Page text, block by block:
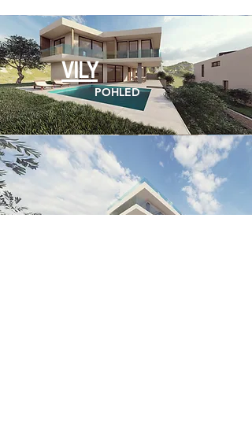
VILY
POHLED